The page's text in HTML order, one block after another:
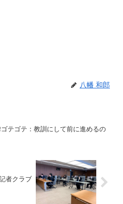
八幡 和郎
テゴテ：教訓にして前に進めるの
者クラブ